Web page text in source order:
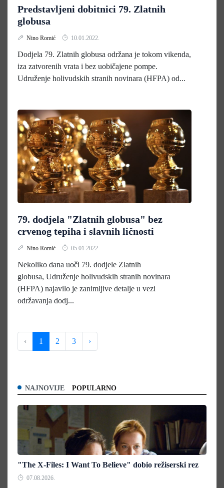
Predstavljeni dobitnici 79. Zlatnih
globusa
Nino Romić 10.01.2022.
Dodjela 79. Zlatnih globusa održana je tokom vikenda,
iza zatvorenih vrata i bez uobičajene pompe.
Udruženje holivudskih stranih novinara (HFPA) od...
79. dodjela "Zlatnih globusa" bez
crvenog tepiha i slavnih ličnosti
Nino Romić 05.01.2022.
Nekoliko dana uoči 79. dodjele Zlatnih
globusa, Udruženje holivudskih stranih novinara
(HFPA) najavilo je zanimljive detalje u vezi
održavanja dodj...
‹ 1 2 3 ›
NAJNOVIJE POPULARNO
"The X-Files: I Want To Believe" dobio režiserski rez
07.08.2026.